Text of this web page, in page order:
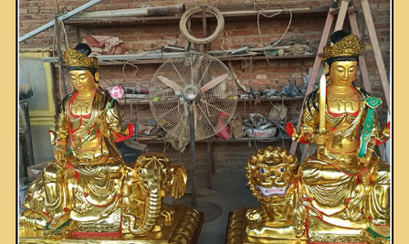
客户见证
常识问答
新闻资讯
荣誉资质
泥塑鉴赏